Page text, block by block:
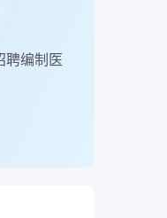
聘编制医